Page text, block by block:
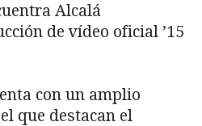
Alcalá
de vídeo oficial ’15
con un amplio
que destacan el